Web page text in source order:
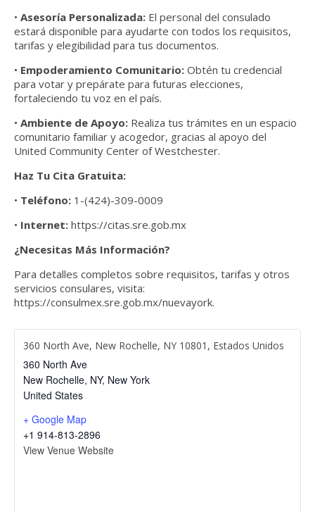
• Asesoría Personalizada: El personal del consulado
estará disponible para ayudarte con todos los requisitos,
tarifas y elegibilidad para tus documentos.
• Empoderamiento Comunitario: Obtén tu credencial
para votar y prepárate para futuras elecciones,
fortaleciendo tu voz en el país.
• Ambiente de Apoyo: Realiza tus trámites en un espacio
comunitario familiar y acogedor, gracias al apoyo del
United Community Center of Westchester.
Haz Tu Cita Gratuita:
• Teléfono: 1-(424)-309-0009
• Internet: https://citas.sre.gob.mx
¿Necesitas Más Información?
Para detalles completos sobre requisitos, tarifas y otros
servicios consulares, visita:
https://consulmex.sre.gob.mx/nuevayork.
360 North Ave, New Rochelle, NY 10801, Estados Unidos
360 North Ave
New Rochelle, NY, New York
United States
+ Google Map
+1 914-813-2896
View Venue Website